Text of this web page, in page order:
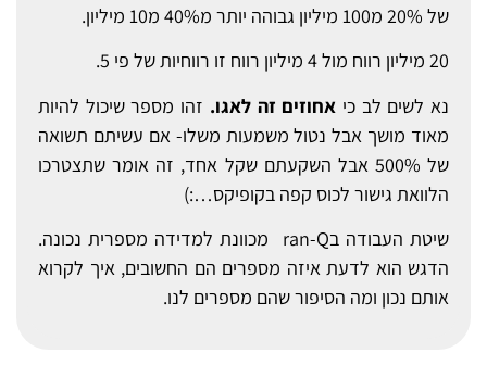
של 20% מ100 מיליון גבוהה יותר מ40% מ10 מיליון.
20 מיליון רווח מול 4 מיליון רווח זו רווחיות של פי 5.
נא לשים לב כי אחוזים זה לאגו. זהו מספר שיכול להיות
מאוד מושך אבל נטול משמעות משלו- אם עשיתם תשואה
של 500% אבל השקעתם שקל אחד, זה אומר שתצטרכו
הלוואת גישור לכוס קפה בקופיקס…:)
שיטת העבודה בran-Q מכוונת למדידה מספרית נכונה.
הדגש הוא לדעת איזה מספרים הם החשובים, איך לקרוא
אותם נכון ומה הסיפור שהם מספרים לנו.